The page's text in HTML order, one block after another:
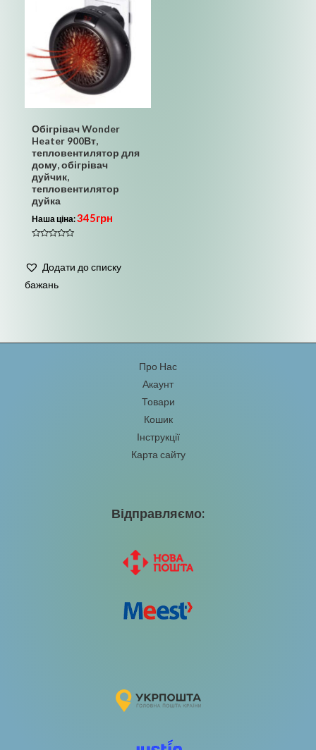
Обігрівач Wonder
Heater 900Вт,
тепловентилятор для
дому, обігрівач
дуйчик,
тепловентилятор
дуйка
Наша ціна:345грн
з
Додати до списку
бажань
Про Нас
Акаунт
Товари
Кошик
Інструкції
Карта сайту
Відправляємо: